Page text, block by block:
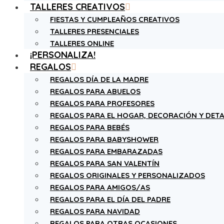
TALLERES CREATIVOS
FIESTAS Y CUMPLEAÑOS CREATIVOS
TALLERES PRESENCIALES
TALLERES ONLINE
¡PERSONALIZA!
REGALOS
REGALOS DÍA DE LA MADRE
REGALOS PARA ABUELOS
REGALOS PARA PROFESORES
REGALOS PARA EL HOGAR, DECORACIÓN Y
REGALOS PARA BEBÉS
REGALOS PARA BABYSHOWER
REGALOS PARA EMBARAZADAS
REGALOS PARA SAN VALENTÍN
REGALOS ORIGINALES Y PERSONALIZADOS
REGALOS PARA AMIGOS/AS
REGALOS PARA EL DÍA DEL PADRE
REGALOS PARA NAVIDAD